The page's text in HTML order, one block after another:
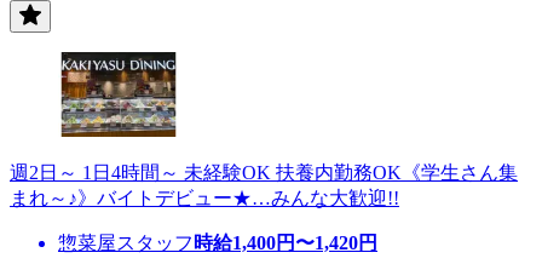
週2日～ 1日4時間～ 未経験OK 扶養内勤務OK《学生さん集
まれ～♪》バイトデビュー★…みんな大歓迎!!
惣菜屋スタッフ 時給1,400円〜1,420円